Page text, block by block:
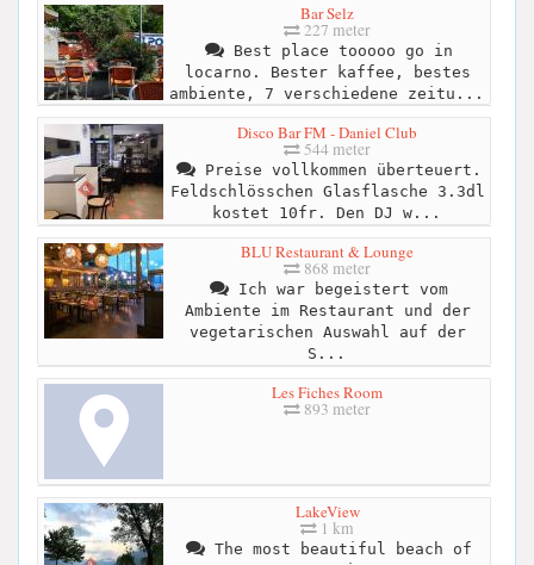
Bar Selz
227 meter
Best place tooooo go in
locarno. Bester kaffee, bestes
ambiente, 7 verschiedene zeitu...
Disco Bar FM - Daniel Club
544 meter
Preise vollkommen überteuert.
Feldschlösschen Glasflasche 3.3dl
kostet 10fr. Den DJ w...
BLU Restaurant & Lounge
868 meter
Ich war begeistert vom
Ambiente im Restaurant und der
vegetarischen Auswahl auf der
S...
Les Fiches Room
893 meter
LakeView
1 km
The most beautiful beach of